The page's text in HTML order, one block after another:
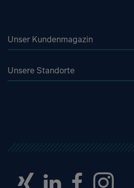
Unser Kundenmagazin
Unsere Standorte